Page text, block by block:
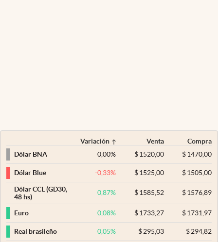
Variación Venta
Compra
Dólar BNA
0,00% $ 1520,00 $1470,00
Dólar Blue -0,33% $ 1525,00 $1505,00
Dólar CCL (GD30,
48 hs)
0,87% $ 1585,52 $1576,89
Euro 0,08% $ 1733,27 $1731,97
Real brasileño 0,05% $ 295,03 $294,82